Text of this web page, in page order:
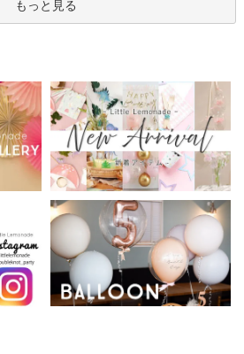
もっと見る